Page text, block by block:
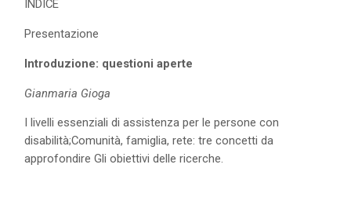
INDICE
Presentazione
Introduzione: questioni aperte
Gianmaria Gioga
I livelli essenziali di assistenza per le persone con
disabilità;Comunità, famiglia, rete: tre concetti da
approfondire Gli obiettivi delle ricerche.